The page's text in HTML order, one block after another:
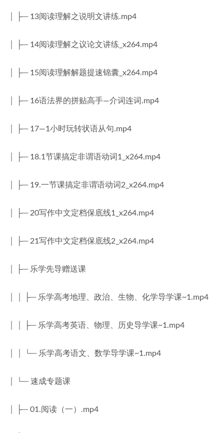
│ ├─ 13阅读理解之说明文讲练.mp4
│ ├─ 14阅读理解之议论文讲练_x264.mp4
│ ├─ 15阅读理解解题提速锦囊_x264.mp4
│ ├─ 16语法界的拼贴高手—介词连词.mp4
│ ├─ 17—1小时玩转状语从句.mp4
│ ├─ 18.1节课搞定非谓语动词1_x264.mp4
│ ├─ 19.一节课搞定非谓语动词2_x264.mp4
│ ├─ 20写作中文定档保底线1_x264.mp4
│ ├─ 21写作中文定档保底线2_x264.mp4
│ ├─ 乐学先导赠送课
│ │ ├─ 乐学高考地理、政治、生物、化学导学课~1.mp4
│ │ ├─ 乐学高考英语、物理、历史导学课~1.mp4
│ │ └─ 乐学高考语文、数学导学课~1.mp4
│ └─ 速成专题课
│ ├─ 01.阅读（一）.mp4